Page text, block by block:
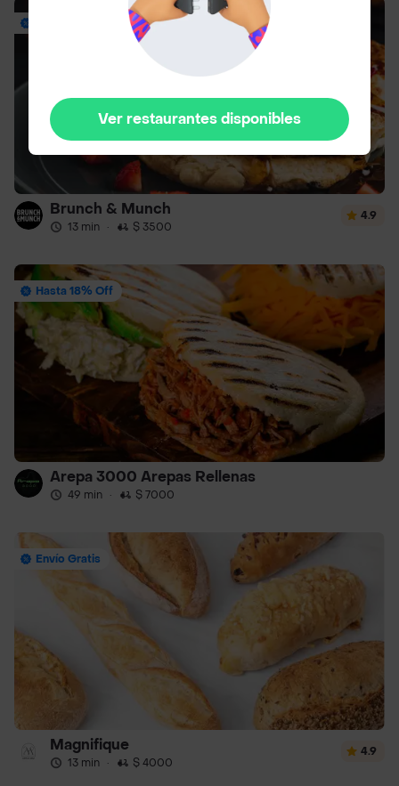
Brunch & Munch
13 min · $ 3500
4.9
Hasta 18% Off
Arepa 3000 Arepas Rellenas
49 min · $ 7000
Envío Gratis
Magnifique
13 min · $ 4000
4.9
Ver restaurantes disponibles